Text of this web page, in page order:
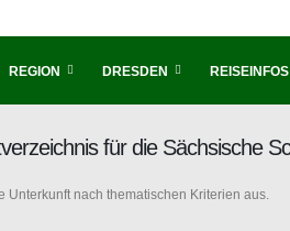
REGION DRESDEN REISEINFOS
für die Sächsische
Unterkunft nach thematischen Kriterien aus.